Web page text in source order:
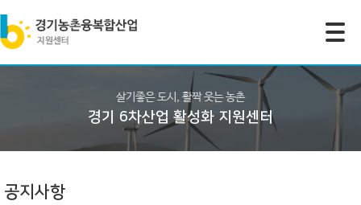
살기좋은 도시, 활짝 웃는 농촌
경기 6차산업 활성화 지원센터
공지사항